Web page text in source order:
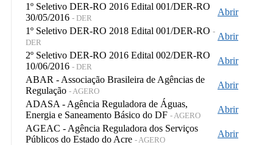
1º Seletivo DER-RO 2016 Edital 001/DER-RO
30/05/2016 - DER
Abrir
1º Seletivo DER-RO 2018 Edital 001/DER-RO -
DER
Abrir
2º Seletivo DER-RO 2016 Edital 002/DER-RO
10/06/2016 - DER
Abrir
ABAR - Associação Brasileira de Agências de
Regulação - AGERO
Abrir
ADASA - Agência Reguladora de Águas,
Energia e Saneamento Básico do DF - AGERO
Abrir
AGEAC - Agência Reguladora dos Serviços
Públicos do Estado do Acre - AGERO
Abrir